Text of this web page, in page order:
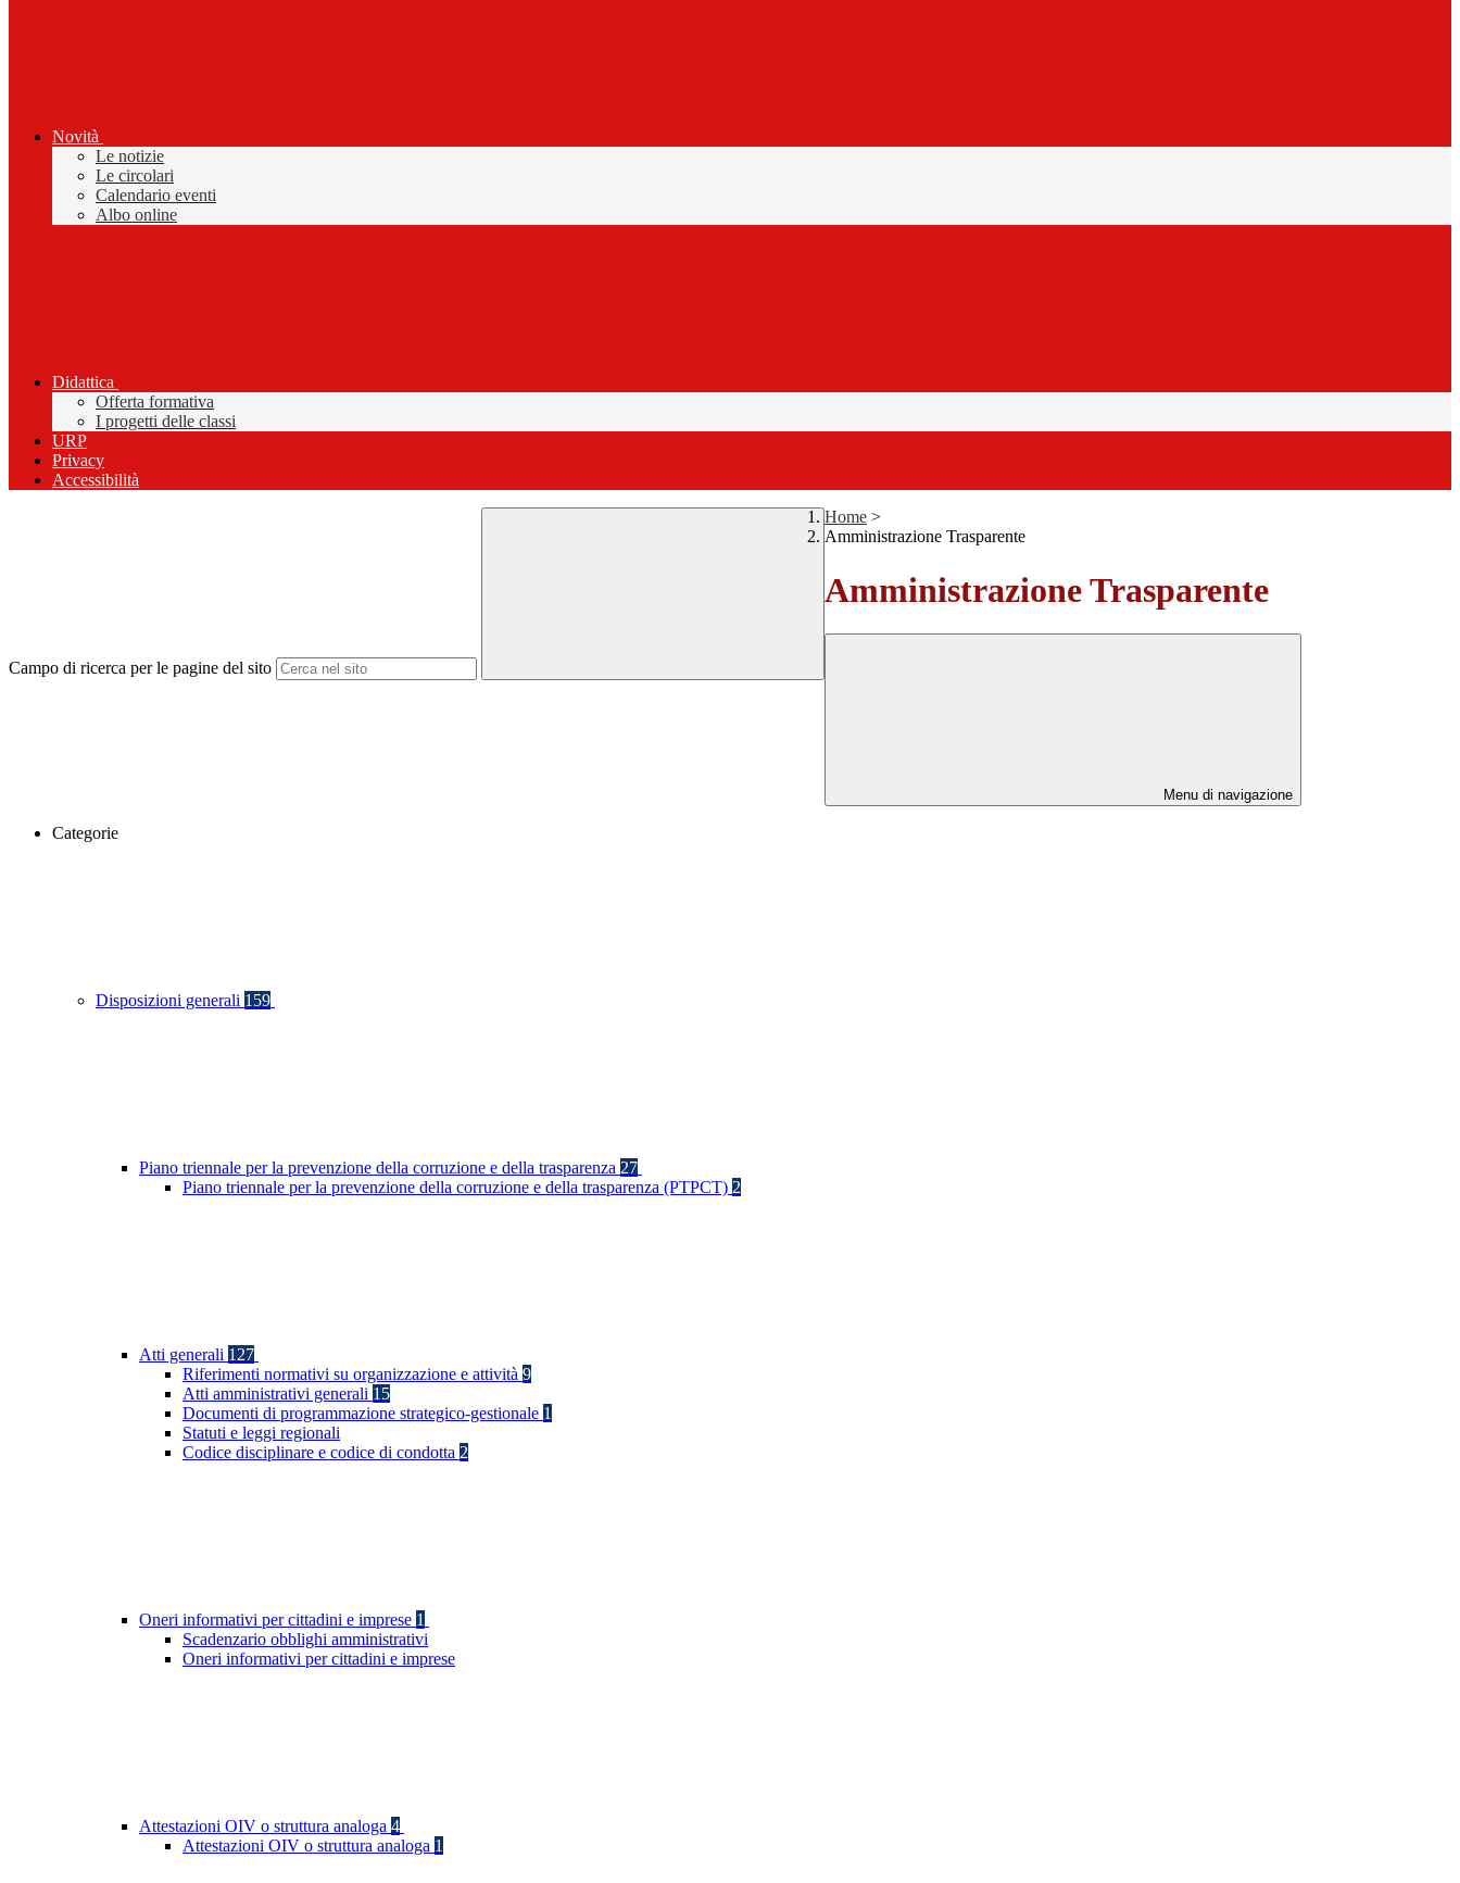
Novità
Le notizie
Le circolari
Calendario eventi
Albo online
Didattica
Offerta formativa
I progetti delle classi
URP
Privacy
Accessibilità
Campo di ricerca per le pagine del sito
Home >
Amministrazione Trasparente
Amministrazione Trasparente
Menu di navigazione
Categorie
Disposizioni generali 159
Piano triennale per la prevenzione della corruzione e della trasparenza 27
Piano triennale per la prevenzione della corruzione e della trasparenza (PTPCT) 2
Atti generali 127
Riferimenti normativi su organizzazione e attività 9
Atti amministrativi generali 15
Documenti di programmazione strategico-gestionale 1
Statuti e leggi regionali
Codice disciplinare e codice di condotta 2
Oneri informativi per cittadini e imprese 1
Scadenzario obblighi amministrativi
Oneri informativi per cittadini e imprese
Attestazioni OIV o struttura analoga 4
Attestazioni OIV o struttura analoga 1